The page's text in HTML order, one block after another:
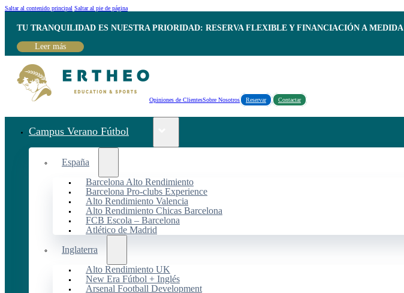
Saltar al contenido principal Saltar al pie de página
TU TRANQUILIDAD ES NUESTRA PRIORIDAD: RESERVA FLEXIBLE Y FINANCIACIÓN A MEDIDA
Leer más
Opiniones de ClientesSobre Nosotros Reservar Contactar
Campus Verano Fútbol
España
Barcelona Alto Rendimiento
Barcelona Pro-clubs Experience
Alto Rendimiento Valencia
Alto Rendimiento Chicas Barcelona
FCB Escola – Barcelona
Atlético de Madrid
Inglaterra
Alto Rendimiento UK
New Era Fútbol + Inglés
Arsenal Football Development